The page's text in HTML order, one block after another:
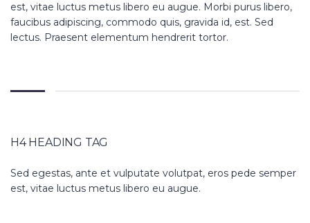
est, vitae luctus metus libero eu augue. Morbi purus libero,
faucibus adipiscing, commodo quis, gravida id, est. Sed
lectus. Praesent elementum hendrerit tortor.
H4 HEADING TAG
Sed egestas, ante et vulputate volutpat, eros pede semper
est, vitae luctus metus libero eu augue.